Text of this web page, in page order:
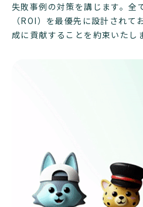
失敗事例の対策を講じます。全
（ROI）を最優先に設計され
成に貢献することを約束いたし